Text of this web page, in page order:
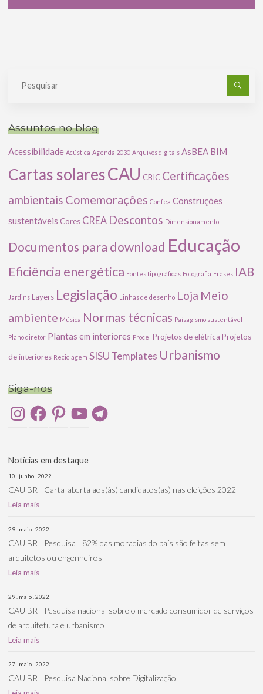
Assuntos no blog
Acessibilidade Acústica Agenda 2030 Arquivos digitais AsBEA BIM
Cartas solaresCAU CBIC Certificações
ambientais Comemorações Confea Construções
sustentáveis Cores CREA Descontos Dimensionamento
Documentos para download Educação
Eficiência energética Fontes tipográficas Fotografia Frases IAB
Jardins Layers Legislação Linhas de desenho Loja Meio
ambiente Música Normas técnicas Paisagismo sustentável
Plano diretor Plantas em interiores Procel Projetos de elétrica Projetos
de interiores Reciclagem SISU Templates Urbanismo
Siga-nos
InstagramFacebookPinterestYouTubeTelegram
Notícias em destaque
10 . junho . 2022
CAU BR | Carta-aberta aos(às) candidatos(as) nas eleições 2022
Leia mais
29 . maio . 2022
CAU BR | Pesquisa | 82% das moradias do país são feitas sem
arquitetos ou engenheiros
Leia mais
29 . maio . 2022
CAU BR | Pesquisa nacional sobre o mercado consumidor de serviços
de arquitetura e urbanismo
Leia mais
27 . maio . 2022
CAU BR | Pesquisa Nacional sobre Digitalização